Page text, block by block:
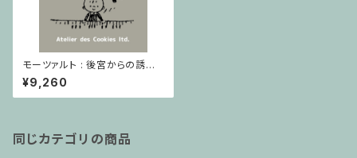
モーツァルト : 後宮からの誘
拐 木管八重奏 J.N. Wendt編
/ スコア・パート譜セット
¥9,260
同じカテゴリの商品